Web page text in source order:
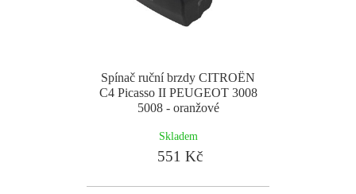
Spínač ruční brzdy CITROËN
C4 Picasso II PEUGEOT 3008
5008 - oranžové
Skladem
551 Kč